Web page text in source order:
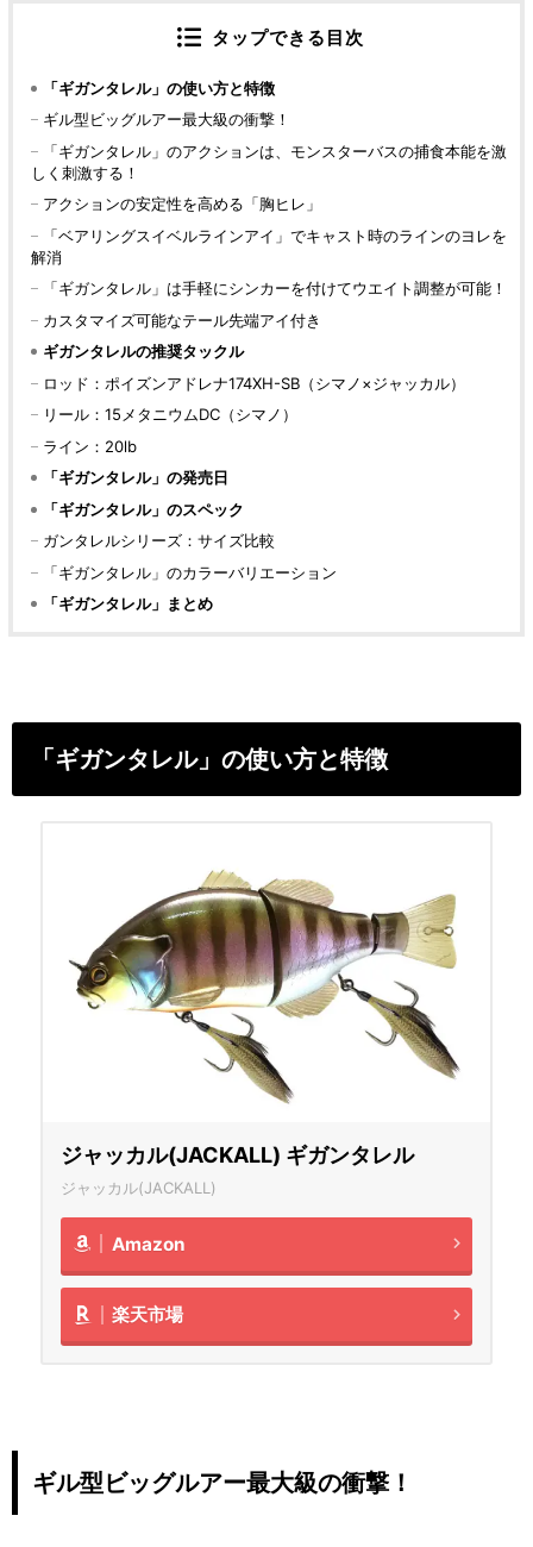
タップできる目次
「ギガンタレル」の使い方と特徴
ギル型ビッグルアー最大級の衝撃！
「ギガンタレル」のアクションは、モンスターバスの捕食本能を激
しく刺激する！
アクションの安定性を高める「胸ヒレ」
「ベアリングスイベルラインアイ」でキャスト時のラインのヨレを
解消
「ギガンタレル」は手軽にシンカーを付けてウエイト調整が可能！
カスタマイズ可能なテール先端アイ付き
ギガンタレルの推奨タックル
ロッド：ポイズンアドレナ174XH-SB（シマノ×ジャッカル）
リール：15メタニウムDC（シマノ）
ライン：20lb
「ギガンタレル」の発売日
「ギガンタレル」のスペック
ガンタレルシリーズ：サイズ比較
「ギガンタレル」のカラーバリエーション
「ギガンタレル」まとめ
「ギガンタレル」の使い方と特徴
ジャッカル(JACKALL) ギガンタレル
ジャッカル(JACKALL)
Amazon
楽天市場
ギル型ビッグルアー最大級の衝撃！